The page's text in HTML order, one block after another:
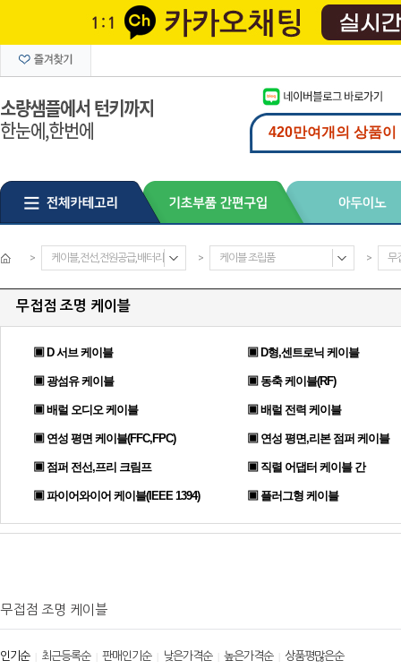
> 케이블,전선,전원공급,배터리 > 케이블 조립품 > 무
무접점 조명 케이블
▣ D 서브 케이블 ▣ D형,센트로닉 케이블
▣ 광섬유 케이블 ▣ 동축 케이블(RF)
▣ 배럴 오디오 케이블 ▣ 배럴 전력 케이블
▣ 연성 평면 케이블(FFC,FPC) ▣ 연성 평면,리본 점퍼 케이블
▣ 점퍼 전선,프리 크림프 ▣ 직렬 어댑터 케이블 간
▣ 파이어와이어 케이블(IEEE 1394) ▣ 플러그형 케이블
무접점 조명 케이블
인기순| 최근등록순| 판매인기순| 낮은가격순| 높은가격순| 상품평많은순